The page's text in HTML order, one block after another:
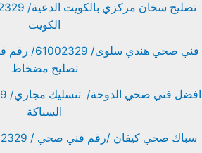
الكويت
فني صحي
تصليح مضخاط
السباكة
سباك صحي كيفان /رقم فني صحي / 61002329/ فني سباك صحي